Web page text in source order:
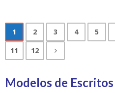
1 2 3 4 5
11
12
Modelos de Escritos